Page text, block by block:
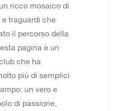
ricco mosaico di
traguardi che
il percorso della
pagina è un
che ha
più di semplici
un vero e
di passione,